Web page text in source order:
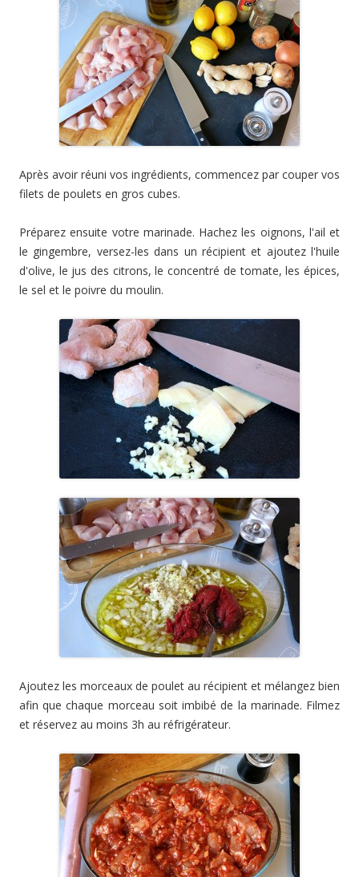
Après avoir réuni vos ingrédients, commencez par couper vos
filets de poulets en gros cubes.
Préparez ensuite votre marinade. Hachez les oignons, l'ail et
le gingembre, versez-les dans un récipient et ajoutez l'huile
d'olive, le jus des citrons, le concentré de tomate, les épices,
le sel et le poivre du moulin.
Ajoutez les morceaux de poulet au récipient et mélangez bien
afin que chaque morceau soit imbibé de la marinade. Filmez
et réservez au moins 3h au réfrigérateur.